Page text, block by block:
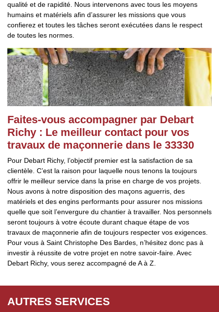
qualité et de rapidité. Nous intervenons avec tous les moyens
humains et matériels afin d’assurer les missions que vous
confierez et toutes les tâches seront exécutées dans le respect
de toutes les normes.
Faites-vous accompagner par Debart
Richy : Le meilleur contact pour vos
travaux de maçonnerie dans le 33330
Pour Debart Richy, l’objectif premier est la satisfaction de sa
clientèle. C’est la raison pour laquelle nous tenons la toujours
offrir le meilleur service dans la prise en charge de vos projets.
Nous avons à notre disposition des maçons aguerris, des
matériels et des engins performants pour assurer nos missions
quelle que soit l’envergure du chantier à travailler. Nos personnels
seront toujours à votre écoute durant chaque étape de vos
travaux de maçonnerie afin de toujours respecter vos exigences.
Pour vous à Saint Christophe Des Bardes, n’hésitez donc pas à
investir à réussite de votre projet en notre savoir-faire. Avec
Debart Richy, vous serez accompagné de A à Z.
AUTRES SERVICES